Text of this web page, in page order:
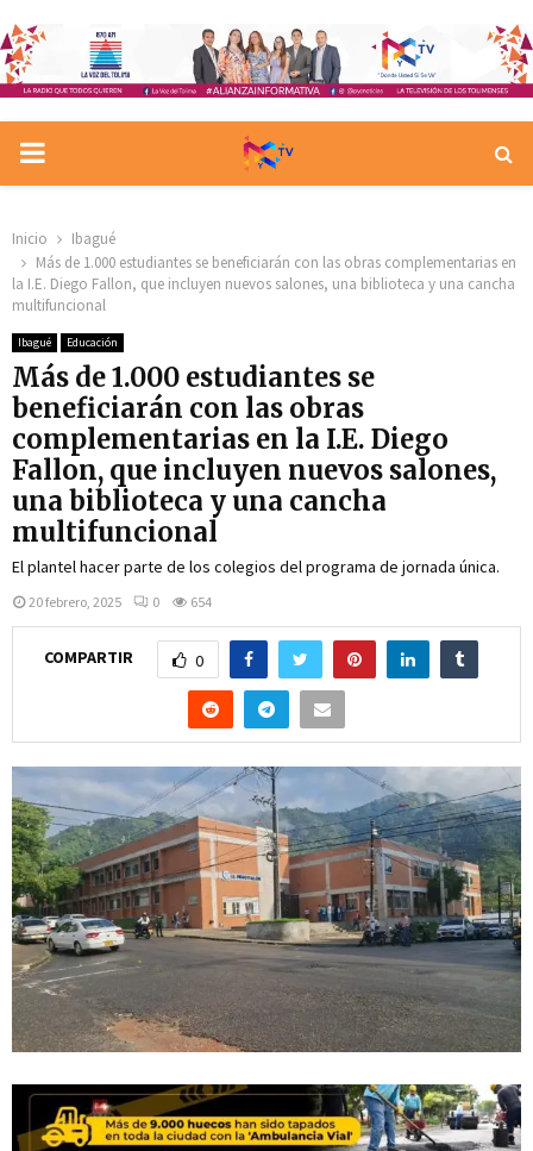
PRIMARY
Inicio
Ibagué
Más de 1.000 estudiantes se beneficiarán con las obras complementarias en
la I.E. Diego Fallon, que incluyen nuevos salones, una biblioteca y una cancha
multifuncional
Ibagué Educación
Más de 1.000 estudiantes se
beneficiarán con las obras
complementarias en la I.E. Diego
Fallon, que incluyen nuevos salones,
una biblioteca y una cancha
multifuncional
El plantel hacer parte de los colegios del programa de jornada única.
20 febrero, 2025 0 654
COMPARTIR 0